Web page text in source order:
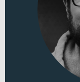
robusten Rahmen für
Erhältlich ist das Rad
Technisches
Der Rahmen aus
und eine effiziente
Giant Advanced